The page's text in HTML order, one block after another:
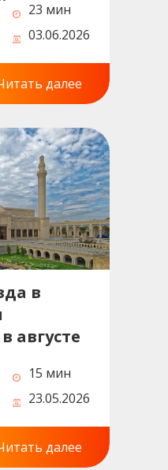
и
23 мин
03.06.2026
далее
в
августе
15 мин
23.05.2026
далее